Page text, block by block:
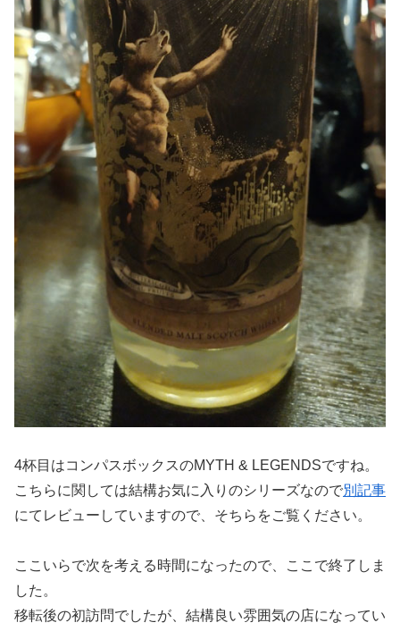
4杯目はコンパスボックスのMYTH & LEGENDSですね。
こちらに関しては結構お気に入りのシリーズなので別記事
にてレビューしていますので、そちらをご覧ください。
ここいらで次を考える時間になったので、ここで終了しま
した。
移転後の初訪問でしたが、結構良い雰囲気の店になってい